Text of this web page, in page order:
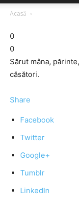
Acasă
0
0
Sărut mâna,
căsători.
Share
Facebook
Twitter
Google+
Tumblr
LinkedIn